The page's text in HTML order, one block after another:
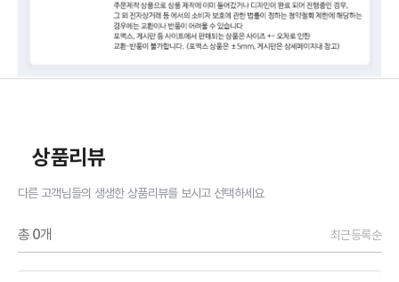
상품리뷰
다른 고객님들의 생생한 상품리뷰를 보시고 선택하세요
총 0개 최근등록순